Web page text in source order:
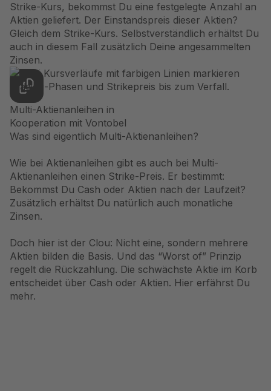
Strike-Kurs, bekommst Du eine festgelegte Anzahl an
Aktien geliefert. Der Einstandspreis dieser Aktien?
Gleich dem Strike-Kurs. Selbstverständlich erhältst Du
auch in diesem Fall zusätzlich Deine angesammelten
Zinsen.
Multi-Aktienanleihen in
Kooperation mit Vontobel
Was sind eigentlich Multi-Aktienanleihen?
Wie bei Aktienanleihen gibt es auch bei Multi-
Aktienanleihen einen Strike-Preis. Er bestimmt:
Bekommst Du Cash oder Aktien nach der Laufzeit?
Zusätzlich erhältst Du natürlich auch monatliche
Zinsen.
Doch hier ist der Clou: Nicht eine, sondern mehrere
Aktien bilden die Basis. Und das “Worst of” Prinzip
regelt die Rückzahlung. Die schwächste Aktie im Korb
entscheidet über Cash oder Aktien. Hier erfährst Du
mehr.